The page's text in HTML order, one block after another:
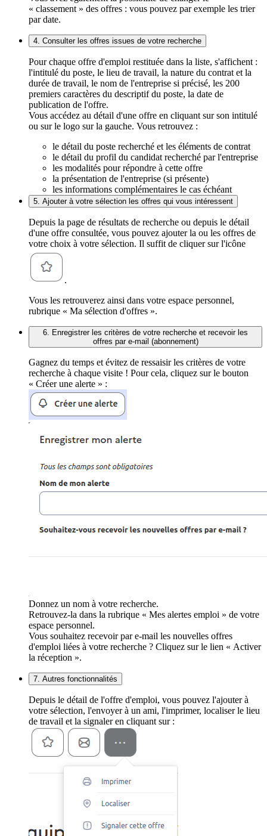
« classement » des offres : vous pouvez par exemple les trier
par date.
4. Consulter les offres issues de votre recherche
Pour chaque offre d'emploi restituée dans la liste, s'affichent :
l'intitulé du poste, le lieu de travail, la nature du contrat et la
durée de travail, le nom de l'entreprise si précisé, les 200
premiers caractères du descriptif du poste, la date de
publication de l'offre.
Vous accédez au détail d'une offre en cliquant sur son intitulé
ou sur le logo sur la gauche. Vous retrouvez :
le détail du poste recherché et les éléments de contrat
le détail du profil du candidat recherché par l'entreprise
les modalités pour répondre à cette offre
la présentation de l'entreprise (si présente)
les informations complémentaires le cas échéant
5. Ajouter à votre sélection les offres qui vous intéressent
Depuis la page de résultats de recherche ou depuis le détail
d'une offre consultée, vous pouvez ajouter la ou les offres de
votre choix à votre sélection. Il suffit de cliquer sur l'icône
.
Vous les retrouverez ainsi dans votre espace personnel,
rubrique « Ma sélection d'offres ».
6. Enregistrer les critères de votre recherche et recevoir les
offres par e-mail (abonnement)
Gagnez du temps et évitez de ressaisir les critères de votre
recherche à chaque visite ! Pour cela, cliquez sur le bouton
« Créer une alerte » :
Donnez un nom à votre recherche.
Retrouvez-la dans la rubrique « Mes alertes emploi » de votre
espace personnel.
Vous souhaitez recevoir par e-mail les nouvelles offres
d'emploi liées à votre recherche ? Cliquez sur le lien « Activer
la réception ».
7. Autres fonctionnalités
Depuis le détail de l'offre d'emploi, vous pouvez l'ajouter à
votre sélection, l'envoyer à un ami, l'imprimer, localiser le lieu
de travail et la signaler en cliquant sur :